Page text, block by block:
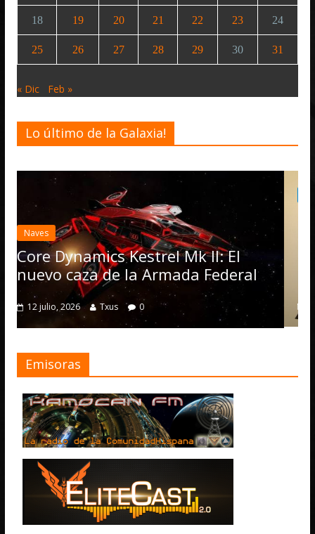
18 19 20 21 22 23 24
25 26 27 28 29 30 31
« Dic Feb »
Lo último de la Galaxia!
II: El
Federal
Desarrollo
Elite Dangerous recibe la
actualización 4.4.0: llegan las
Operations, el vehículo
numerosas mejoras
4 julio, 2026 0
Emisoras